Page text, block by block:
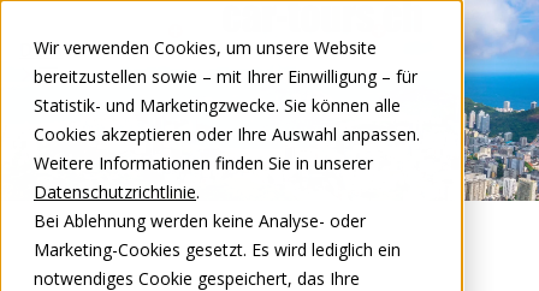
Wir verwenden Cookies, um unsere Website
bereitzustellen sowie – mit Ihrer Einwilligung – für
Statistik- und Marketingzwecke. Sie können alle
Cookies akzeptieren oder Ihre Auswahl anpassen.
Weitere Informationen finden Sie in unserer
Datenschutzrichtlinie.
Bei Ablehnung werden keine Analyse- oder
Marketing-Cookies gesetzt. Es wird lediglich ein
notwendiges Cookie gespeichert, das Ihre
DEFR
Open menu